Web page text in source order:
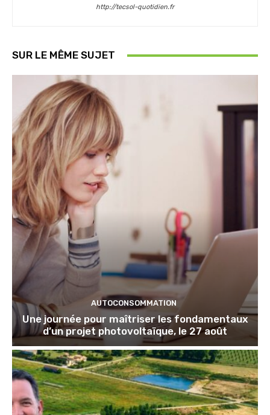
http://tecsol-quotidien.fr
SUR LE MÊME SUJET
AUTOCONSOMMATION
Une journée pour maîtriser les fondamentaux
d’un projet photovoltaïque, le 27 août